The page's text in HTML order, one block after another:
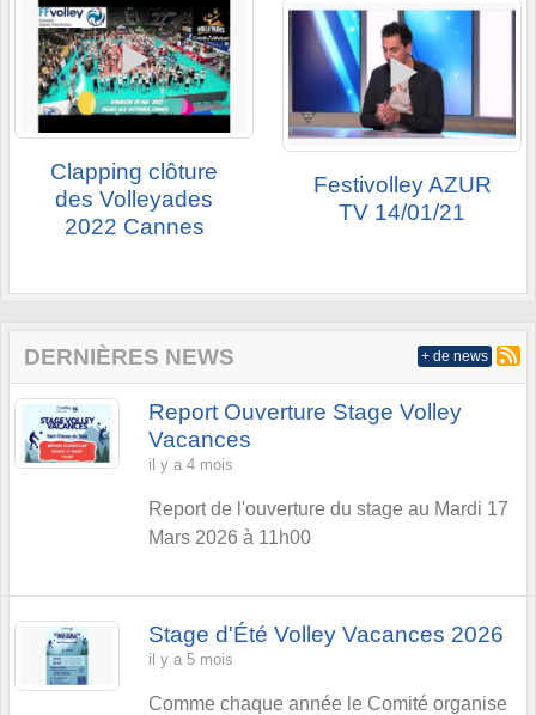
Clapping clôture
des Volleyades
2022 Cannes
Festivolley AZUR
TV 14/01/21
DERNIÈRES NEWS
Report Ouverture Stage Volley
Vacances
il y a 4 mois
Report de l'ouverture du stage au Mardi 17
Mars 2026 à 11h00
Stage d'Été Volley Vacances 2026
il y a 5 mois
Comme chaque année le Comité organise
+ de news